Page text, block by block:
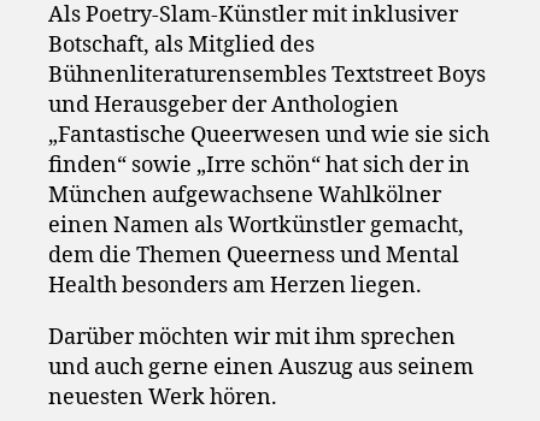
Als Poetry-Slam-Künstler mit inklusiver
Botschaft, als Mitglied des
Bühnenliteraturensembles Textstreet Boys
und Herausgeber der Anthologien
„Fantastische Queerwesen und wie sie sich
finden“ sowie „Irre schön“ hat sich der in
München aufgewachsene Wahlkölner
einen Namen als Wortkünstler gemacht,
dem die Themen Queerness und Mental
Health besonders am Herzen liegen.
Darüber möchten wir mit ihm sprechen
und auch gerne einen Auszug aus seinem
neuesten Werk hören.